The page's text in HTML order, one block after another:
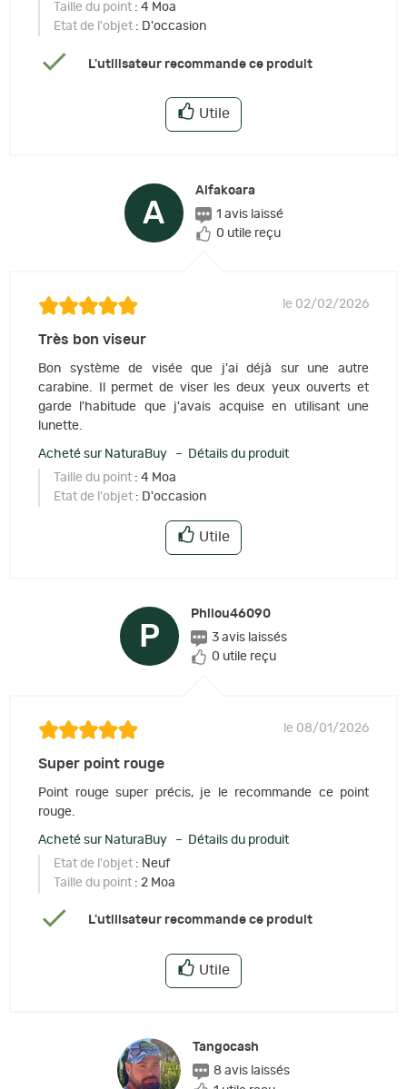
Taille du point : 4 Moa
Etat de l'objet : D'occasion
L'utilisateur recommande ce produit
Utile
A
Alfakoara
1 avis laissé
0 utile reçu
le 02/02/2026
Très bon viseur
Bon système de visée que j'ai déjà sur une autre
carabine. Il permet de viser les deux yeux ouverts et
garde l'habitude que j'avais acquise en utilisant une
lunette.
Acheté sur NaturaBuy – Détails du produit
Taille du point : 4 Moa
Etat de l'objet : D'occasion
Utile
P
Philou46090
3 avis laissés
0 utile reçu
le 08/01/2026
Super point rouge
Point rouge super précis, je le recommande ce point
rouge.
Acheté sur NaturaBuy – Détails du produit
Etat de l'objet : Neuf
Taille du point : 2 Moa
L'utilisateur recommande ce produit
Utile
Tangocash
8 avis laissés